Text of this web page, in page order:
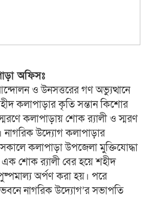
অফিসঃ
আন্দোলন ও উনসত্তরের গণ অভ্যুত্থানে
কলাপাড়ার কৃতি সন্তান কিশোর
কলাপাড়ায় শোক র‌্যালী ও স্মরণ
নাগরিক উদ্যোগ কলাপাড়ার
কলাপাড়া উপজেলা মুক্তিযোদ্ধা
শোক র‌্যালী বের হয়ে শহীদ
অর্পণ করা হয়। পরে
ভবনে নাগরিক উদ্যোগ’র সভাপতি